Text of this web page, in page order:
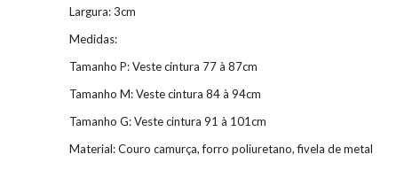
Largura: 3cm
Medidas:
Tamanho P: Veste cintura 77 à 87cm
Tamanho M: Veste cintura 84 à 94cm
Tamanho G: Veste cintura 91 à 101cm
Material: Couro camurça, forro poliuretano, fivela de metal